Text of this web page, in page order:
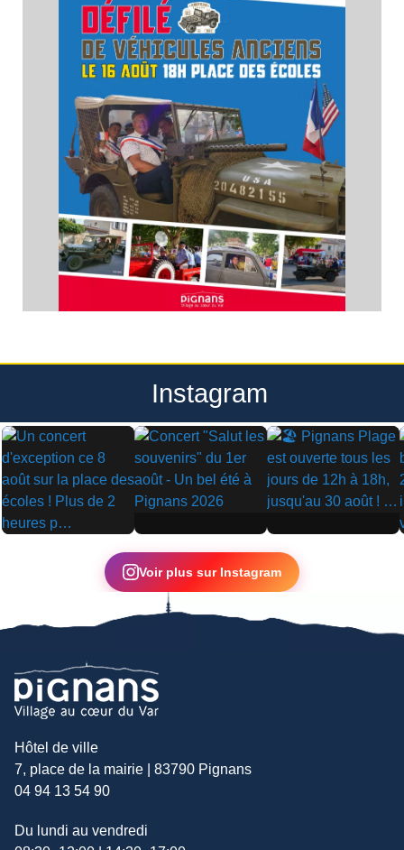
Instagram
▶
▶ ▶
Voir plus sur Instagram
Hôtel de ville
7, place de la mairie | 83790 Pignans
04 94 13 54 90
Du lundi au vendredi